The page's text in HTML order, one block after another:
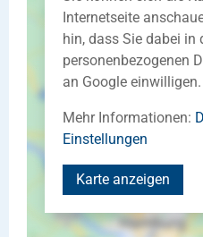
Internetseite
hin, dass Sie dabei in
personenbezogenen
an Google einwilligen.
Mehr Informationen:
Einstellungen
Karte anzeigen